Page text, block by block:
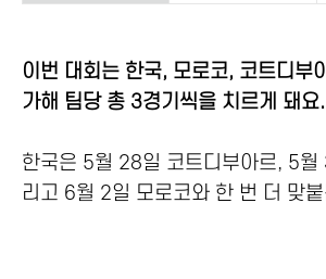
이번 대회는 한국, 모로코, 코트디부
가해 팀당 총 3경기씩을 치르게 돼요
한국은 5월 28일 코트디부아르, 5월
리고 6월 2일 모로코와 한 번 더 맞